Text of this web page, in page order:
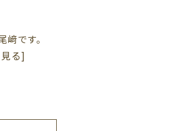
です。
る]